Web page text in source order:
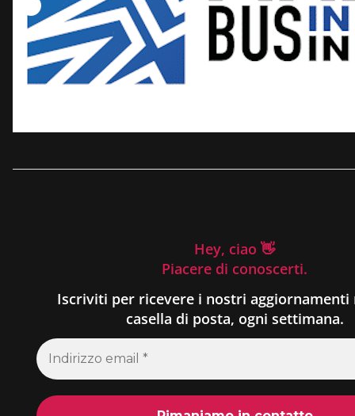
Hey, ciao 👋
Piacere di conoscerti.
Iscriviti per ricevere i nostri aggiornamenti
casella di posta, ogni settimana.